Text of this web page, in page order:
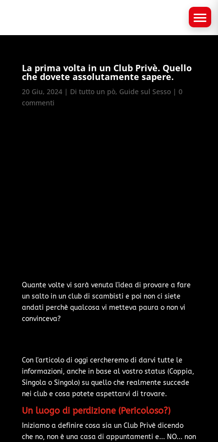
La prima volta in un Club Privè. Quello
che dovete assolutamente sapere.
20 Giu, 2024| Di tutto un pò, Guide sul Sesso| 0
commenti
Quante volte vi sarà venuta l'idea di provare a fare
un salto in un club di scambisti e poi non ci siete
andati perchè qualcosa vi metteva paura o non vi
convinceva?
Con l'articolo di oggi cercheremo di darvi tutte le
informazioni, anche in base al vostro status (Coppia,
Singola o Singolo) su quello che realmente succede
nei club e cosa potete aspettarvi di trovare.
Un luogo di perdizione (Pericoloso?)
Iniziamo a definire cosa sia un Club Privè dicendo
che no, non è una casa di appuntamenti e... NO... non